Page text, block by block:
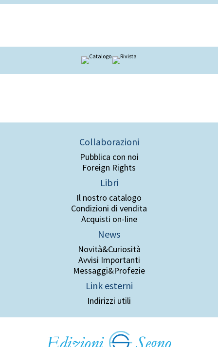
Collaborazioni
Pubblica con noi
Foreign Rights
Libri
Il nostro catalogo
Condizioni di vendita
Acquisti on-line
News
Novità&Curiosità
Avvisi Importanti
Messaggi&Profezie
Link esterni
Indirizzi utili